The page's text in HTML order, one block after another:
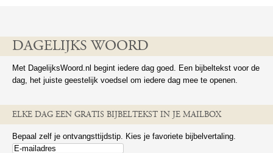
DAGELIJKS WOORD
Met DagelijksWoord.nl begint iedere dag goed. Een bijbeltekst voor de
dag, het juiste geestelijk voedsel om iedere dag mee te openen.
ELKE DAG EEN GRATIS BIJBELTEKST IN JE MAILBOX
Bepaal zelf je ontvangsttijdstip. Kies je favoriete bijbelvertaling.